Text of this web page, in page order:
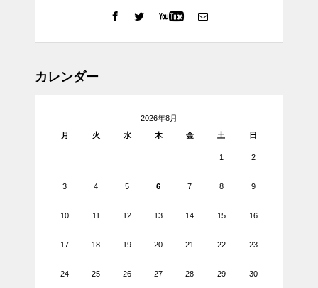
カレンダー
2026年8月
月
火 水 木 金 土 日
1 2
3 4 5 6 7 8 9
10 11 12 13 14 15 16
17 18 19 20 21 22 23
24 25 26 27 28 29 30